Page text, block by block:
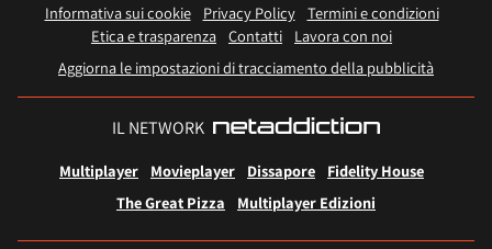
Informativa sui cookie Privacy Policy
Termini e condizioni
Etica e trasparenza Contatti
Lavora con noi
Aggiorna le impostazioni di tracciamento della pubblicità
IL NETWORK
Multiplayer Movieplayer Dissapore
Fidelity House
The Great Pizza
Multiplayer Edizioni